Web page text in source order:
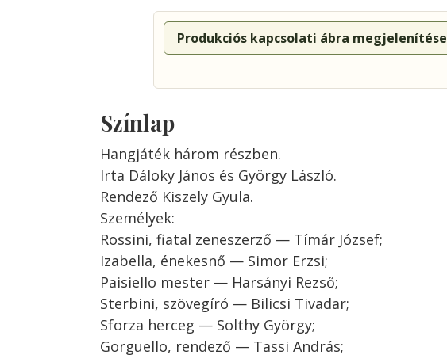
Produkciós kapcsolati ábra megjelenítése
Színlap
Hangjáték három részben.
Irta Dáloky János és György László.
Rendező Kiszely Gyula.
Személyek:
Rossini, fiatal zeneszerző — Tímár József;
Izabella, énekesnő — Simor Erzsi;
Paisiello mester — Harsányi Rezső;
Sterbini, szövegíró — Bilicsi Tivadar;
Sforza herceg — Solthy György;
Gorguello, rendező — Tassi András;